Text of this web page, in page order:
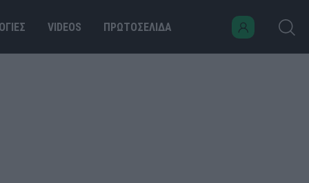
VIDEOS ΠΡΩΤΟΣΕΛΙΔΑ